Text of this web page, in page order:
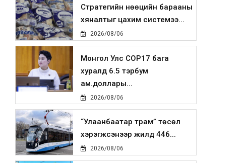
Стратегийн нөөцийн барааны
хяналтыг цахим системээ...
2026/08/06
Монгол Улс COP17 бага
хуралд 6.5 тэрбум
ам.доллары...
2026/08/06
“Улаанбаатар трам” төсөл
хэрэгжсэнээр жилд 446...
2026/08/06